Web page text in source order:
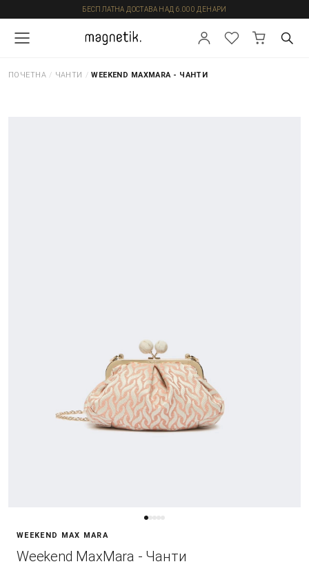
БЕСПЛАТНА ДОСТАВА НАД 6.000 ДЕНАРИ
ПОЧЕТНА / ЧАНТИ / WEEKEND MAXMARA - ЧАНТИ
WEEKEND MAX MARA
Weekend MaxMara - Чанти